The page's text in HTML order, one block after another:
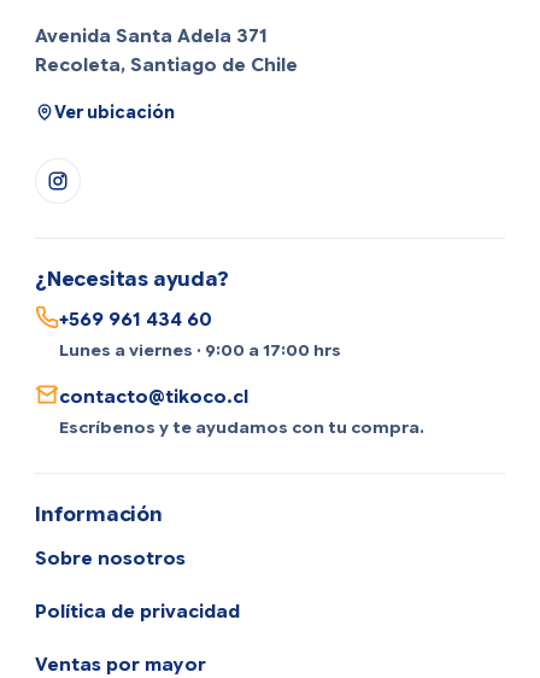
Avenida Santa Adela 371
Recoleta, Santiago de Chile
Ver ubicación
¿Necesitas ayuda?
+569 961 434 60
Lunes a viernes · 9:00 a 17:00 hrs
contacto@tikoco.cl
Escríbenos y te ayudamos con tu compra.
Información
Sobre nosotros
Política de privacidad
Ventas por mayor